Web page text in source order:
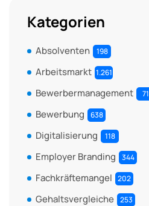
Kategorien
Absolventen 198
Arbeitsmarkt 1.261
Bewerbermanagement 71
Bewerbung 638
Digitalisierung 118
Employer Branding 344
Fachkräftemangel 202
Gehaltsvergleiche 253